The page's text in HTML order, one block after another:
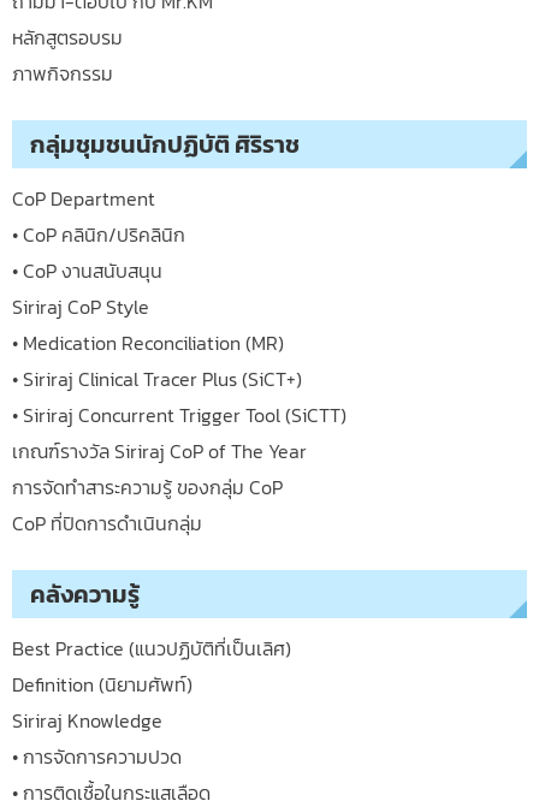
หลักสูตรอบรม
ภาพกิจกรรม
กลุ่มชุมชนนักปฏิบัติ ศิริราช
CoP Department
• CoP คลินิก/ปริคลินิก
• CoP งานสนับสนุน
Siriraj CoP Style
• Medication Reconciliation (MR)
• Siriraj Clinical Tracer Plus (SiCT+)
• Siriraj Concurrent Trigger Tool (SiCTT)
เกณฑ์รางวัล Siriraj CoP of The Year
การจัดทำสาระความรู้ ของกลุ่ม CoP
CoP ที่ปิดการดำเนินกลุ่ม
คลังความรู้
Best Practice (แนวปฏิบัติที่เป็นเลิศ)
Definition (นิยามศัพท์)
Siriraj Knowledge
• การจัดการความปวด
• การติดเชื้อในกระแสเลือด